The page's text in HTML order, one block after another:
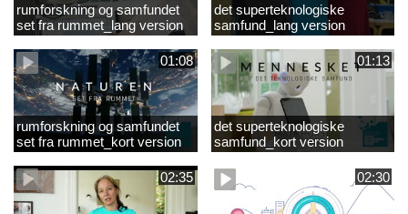
rumforskning og samfundet
set fra rummet_lang version
det superteknologiske
samfund_lang version
01:08
rumforskning og samfundet
set fra rummet_kort version
01:13
det superteknologiske
samfund_kort version
02:35 02:30